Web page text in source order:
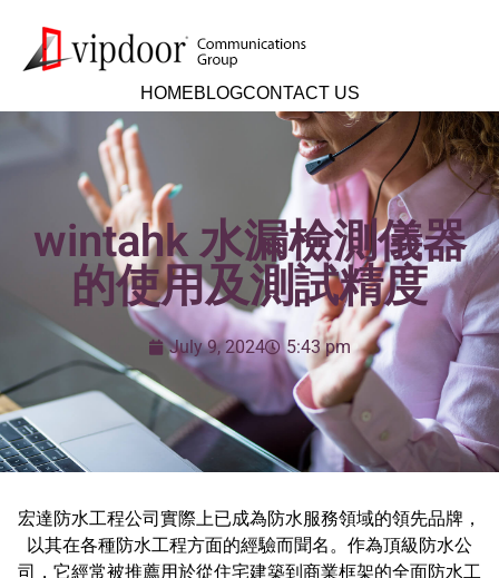
HOMEBLOGCONTACT US
wintahk 水漏檢測儀器
的使用及測試精度
July 9, 2024 5:43 pm
宏達防水工程公司實際上已成為防水服務領域的領先品牌，
以其在各種防水工程方面的經驗而聞名。作為頂級防水公
司，它經常被推薦用於從住宅建築到商業框架的全面防水工